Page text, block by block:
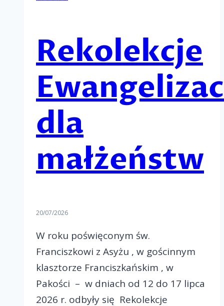
Rekolekcje
dla
małżeństw
20/07/2026
W roku poświęconym św.
Franciszkowi z Asyżu , w gościnnym
klasztorze Franciszkańskim , w
Pakości – w dniach od 12 do 17 lipca
2026 r. odbyły się Rekolekcje